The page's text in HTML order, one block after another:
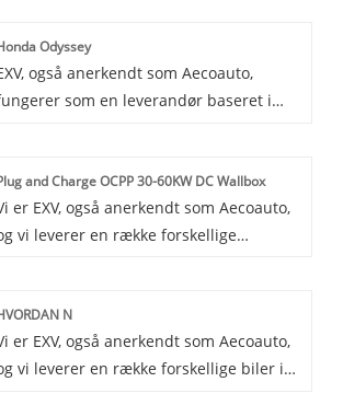
har et stilfuldt og atmosfærisk
design med rummelig og
indvendig plads. Den er
en god køreoplevelse.
Odyssey
også anerkendt som Aecoauto,
som en leverandør baseret i
Honda Odyssey er en minivan
for sine familievenlige funktioner,
interiør og glatte kørsel. Den
and Charge OCPP 30-60KW DC Wallbox
er EXV, også anerkendt som Aecoauto,
vi leverer en række forskellige
and Charge OCPP 30-60KW DC
Med praktisk plug-and-charge-
åbne
N
er EXV, også anerkendt som Aecoauto,
vi leverer en række forskellige biler i